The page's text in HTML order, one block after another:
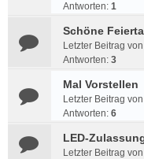
Antworten: 1
Schöne
Letzter Beitrag von
Antworten: 3
Mal Vorstellen
Letzter Beitrag von
Antworten: 6
LED-
Letzter Beitrag von